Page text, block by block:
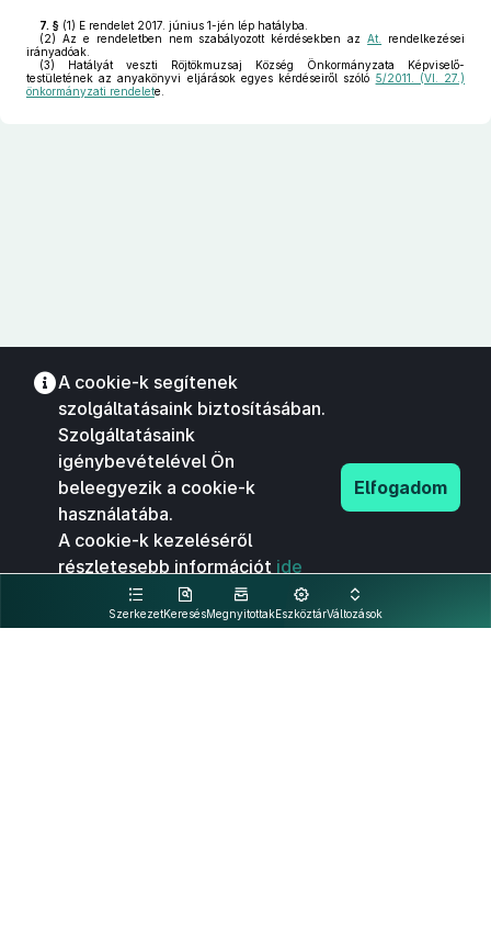
7. § (1) E rendelet 2017. június 1-jén lép hatályba.
(2) Az e rendeletben nem szabályozott kérdésekben azAt.
rendelkezései
irányadóak.
(3) Hatályát veszti Röjtökmuzsaj Község Önkormányzata Képviselő-
testületének az anyakönyvi eljárások egyes kérdéseiről szóló 5/2011. (VI. 27.)
önkormányzati rendelete.
SzerkezetKeresésMegnyitottakEszköztárVáltozások
A cookie-k segítenek
szolgáltatásaink biztosításában.
Szolgáltatásaink
igénybevételével Ön
beleegyezik a cookie-k
használatába.
A cookie-k kezeléséről
részletesebb információt ide
kattintva olvashat.
Elfogadom